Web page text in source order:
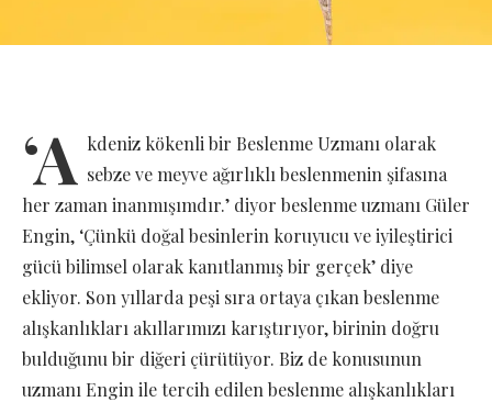
‘A kdeniz kökenli bir Beslenme Uzmanı olarak
sebze ve meyve ağırlıklı beslenmenin şifasına
her zaman inanmışımdır.’ diyor beslenme uzmanı Güler
Engin, ‘Çünkü doğal besinlerin koruyucu ve iyileştirici
gücü bilimsel olarak kanıtlanmış bir gerçek’ diye
ekliyor. Son yıllarda peşi sıra ortaya çıkan beslenme
alışkanlıkları akıllarımızı karıştırıyor, birinin doğru
bulduğunu bir diğeri çürütüyor. Biz de konusunun
uzmanı Engin ile tercih edilen beslenme alışkanlıkları